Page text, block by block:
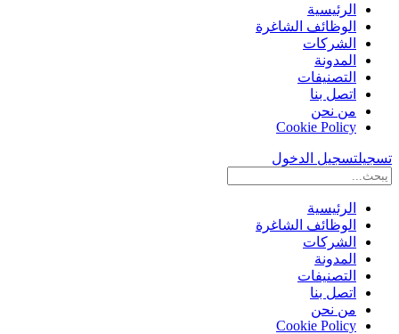
الرئيسية
الوظائف الشاغرة
الشركات
المدونة
التصنيفات
اتصل بنا
من نحن
Cookie Policy
تسجيلتسجيل الدخول
الرئيسية
الوظائف الشاغرة
الشركات
المدونة
التصنيفات
اتصل بنا
من نحن
Cookie Policy